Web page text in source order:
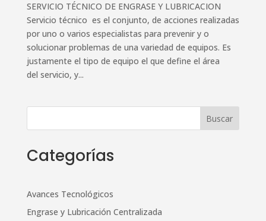
SERVICIO TÉCNICO DE ENGRASE Y LUBRICACION
Servicio técnico es el conjunto, de acciones realizadas
por uno o varios especialistas para prevenir y o
solucionar problemas de una variedad de equipos. Es
justamente el tipo de equipo el que define el área
del servicio, y...
Categorías
Avances Tecnológicos
Engrase y Lubricación Centralizada